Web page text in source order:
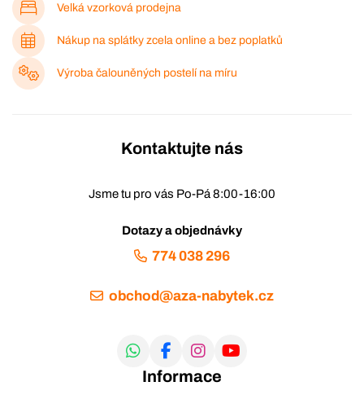
Velká vzorková prodejna
Nákup na splátky zcela online a bez poplatků
Výroba čalouněných postelí na míru
Kontaktujte nás
Jsme tu pro vás Po-Pá 8:00-16:00
Dotazy a objednávky
774 038 296
obchod@aza-nabytek.cz
Informace